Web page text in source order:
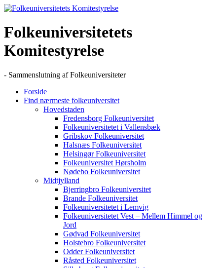
Skip
content
Folkeuniversitetets
Komitestyrelse
- Sammenslutning af Folkeuniversiteter
Forside
Find nærmeste folkeuniversitet
Hovedstaden
Fredensborg Folkeuniversitet
Folkeuniversitetet i Vallensbæk
Gribskov Folkeuniversitet
Halsnæs Folkeuniversitet
Helsingør Folkeuniversitet
Folkeuniversitet Hørsholm
Nødebo Folkeuniversitet
Midtjylland
Bjerringbro Folkeuniversitet
Brande Folkeuniversitet
Folkeuniversitetet i Lemvig
Folkeuniversitetet Vest – Mellem Himmel og
Jord
Gødvad Folkeuniversitet
Holstebro Folkeuniversitet
Odder Folkeuniversitet
Råsted Folkeuniversitet